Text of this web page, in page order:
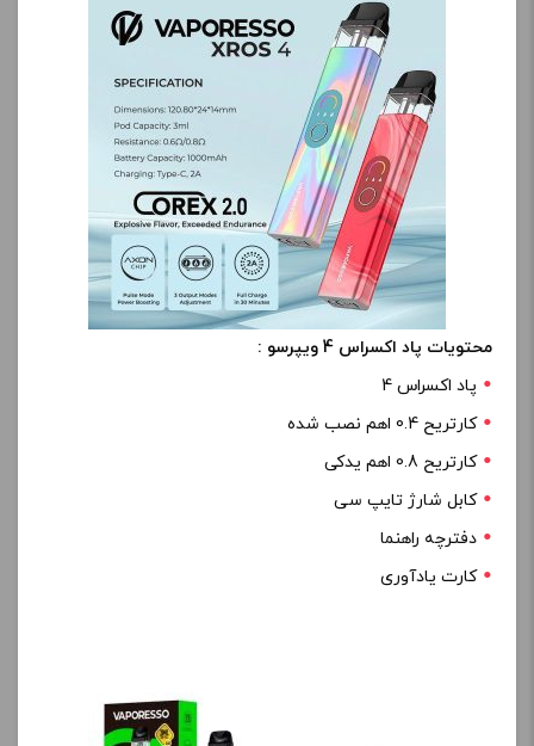
محتویات پاد اکسراس 4 ویپرسو :
پاد اکسراس 4
کارتریح 0.4 اهم نصب شده
کارتریح 0.8 اهم یدکی
کابل شارژ تایپ سی
دفترچه راهنما
کارت یادآوری